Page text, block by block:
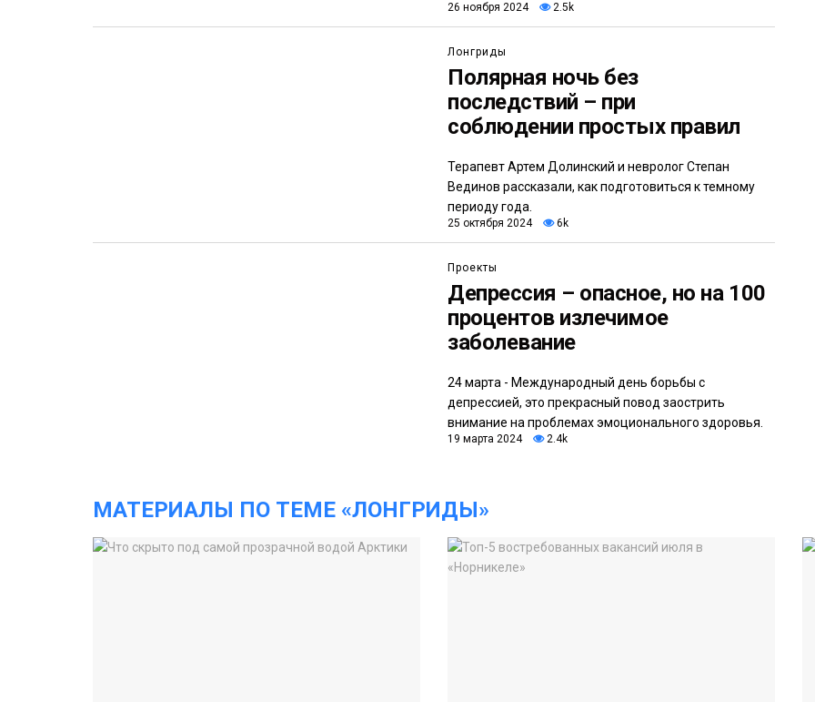
26 ноября 2024 2.5k
Лонгриды
Полярная ночь без
последствий – при
соблюдении простых правил
Терапевт Артем Долинский и невролог Степан
Вединов рассказали, как подготовиться к темному
периоду года.
25 октября 2024 6k
Проекты
Депрессия – опасное, но на 100
процентов излечимое
заболевание
24 марта - Международный день борьбы с
депрессией, это прекрасный повод заострить
внимание на проблемах эмоционального здоровья.
19 марта 2024 2.4k
МАТЕРИАЛЫ ПО ТЕМЕ «ЛОНГРИДЫ»